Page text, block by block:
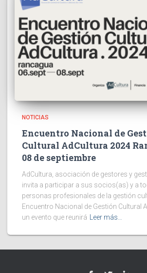
NOTICIAS
Encuentro Nacional de
Cultural AdCultura 2024
08 de septiembre
AdCultura, asociación de gestores y
invita a participar a sus socios(as) y a
personas profesionales de la gestión
Encuentro Nacional de Gestión Cultural
un evento que reunirá
Leer más…